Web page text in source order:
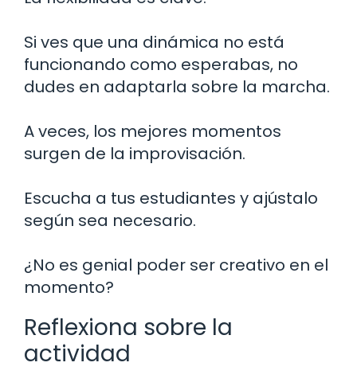
Si ves que una dinámica no está
funcionando como esperabas, no
dudes en adaptarla sobre la marcha.
A veces, los mejores momentos
surgen de la improvisación.
Escucha a tus estudiantes y ajústalo
según sea necesario.
¿No es genial poder ser creativo en el
momento?
Reflexiona sobre la
actividad